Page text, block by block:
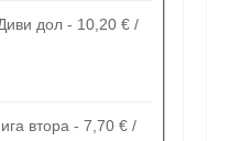
- 10,20 € /
втора - 7,70 € /